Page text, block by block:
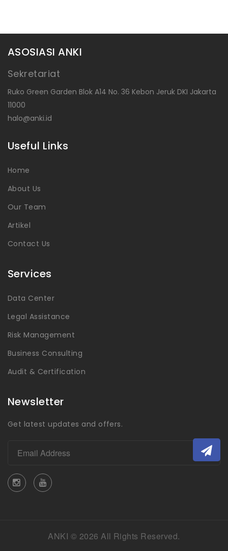
ASOSIASI ANKI
Sekretariat
Ruko Green Garden Blok A14 No. 36 Kebon Jeruk DKI Jakarta
11000
halo@anki.id
Useful Links
Home
About Us
Our Team
Artikel
Contact Us
Services
Data Center
Legal Assistance
Risk Management
Business Consulting
Audit & Certification
Newsletter
Get latest updates and offers.
ANKI © 2026 All Rights Reserved.